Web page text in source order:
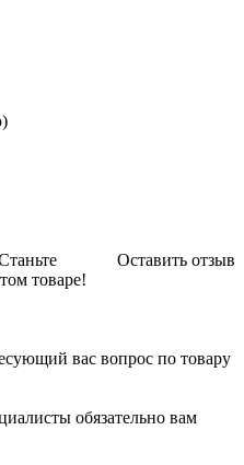
Оставить отзыв
товаре!
вас вопрос по товару
обязательно вам